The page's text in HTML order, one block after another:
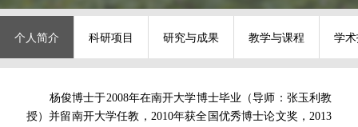
个人简介 科研项目 研究与成果 教学与课程 学
杨俊博士于2008年在南开大学博士毕业（导师：张玉利教
授）并留南开大学任教，2010年获全国优秀博士论文奖，2013